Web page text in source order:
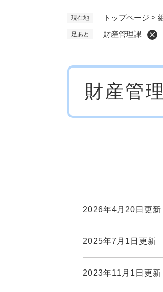
現在地 トップページ >
足あと 財産管理課
財産管
2026年4月20日更新
2025年7月1日更新
2023年11月1日更新